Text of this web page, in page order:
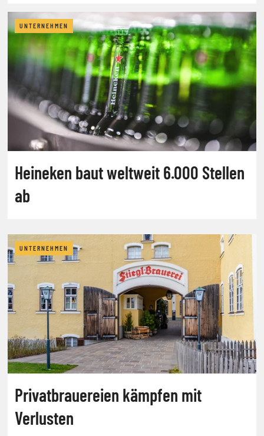
UNTERNEHMEN
Heineken baut weltweit 6.000 Stellen
ab
UNTERNEHMEN
Privatbrauereien kämpfen mit
Verlusten